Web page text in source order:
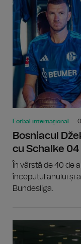
Fotbal internațional
Bosniacul
cu Schalke
În vârstă de 40 de
începutul anului și
Bundesliga.